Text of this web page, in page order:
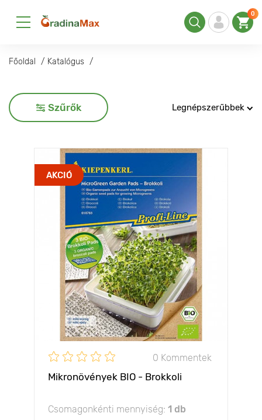
0
Főoldal Katalógus
Szűrők Legnépszerűbbek
AKCIÓ
0 Kommentek
Mikronövények BIO - Brokkoli
Csomagonkénti mennyiség: 1 db